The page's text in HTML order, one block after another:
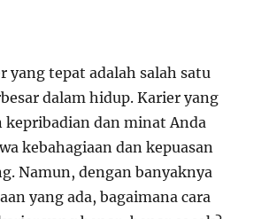
yang tepat adalah salah satu
dalam hidup. Karier yang
kepribadian dan minat Anda
kebahagiaan dan kepuasan
Namun, dengan banyaknya
yang ada, bagaimana cara